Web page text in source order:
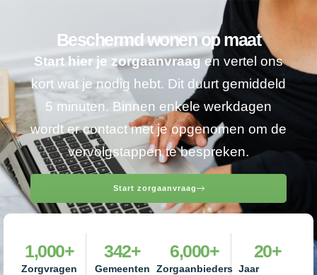
Beschermd wonen op maat
Start hier je zorgaanvraagen vertel ons
kort wat je nodig hebt. Dit duurt gemiddeld
5 minuten. Binnen enkele werkdagen
wordt er contact met je opgenomen om de
vervolgstappen te bespreken.
Start zorgaanvraag
Zorgvragen
1,000+
Gemeenten
342+
Zorgaanbieders
6,000+
Jaar
20+